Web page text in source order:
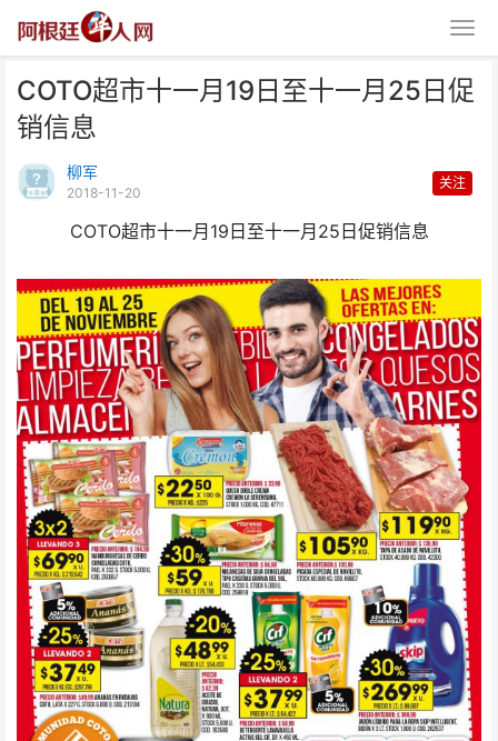
COTO超市十一月19日至十一月25日促
销信息
柳军
2018-11-20
关注
COTO超市十一月19日至十一月25日促销信息
25日促销信息